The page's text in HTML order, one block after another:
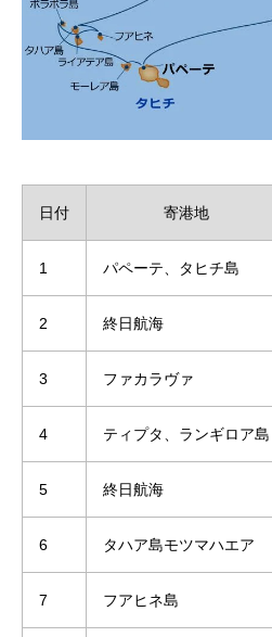
日付 寄港地
1 パペーテ、タヒチ島
2 終日航海
3 ファカラヴァ
4 ティプタ、ランギロア島
5 終日航海
6 タハア島モツマハエア
7 フアヒネ島